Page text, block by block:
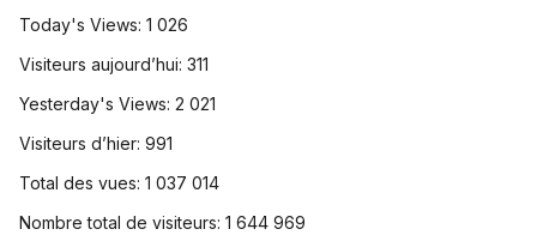
Today's Views: 1 026
Visiteurs aujourd’hui: 311
Yesterday's Views: 2 021
Visiteurs d’hier: 991
Total des vues: 1 037 014
Nombre total de visiteurs: 1 644 969